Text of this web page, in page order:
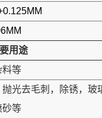
用途
料等
光去毛刺，除锈，
砂等